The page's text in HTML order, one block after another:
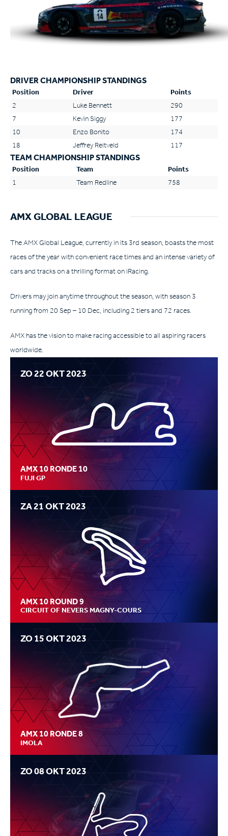
DRIVER CHAMPIONSHIP STANDINGS
Position Driver
Points
2
Luke Bennett
290
7
Kevin Siggy
177
10
Enzo Bonito
174
18
Jeffrey Reitveld 117
TEAM CHAMPIONSHIP STANDINGS
Position Team
Points
1
Team Redline 758
AMX GLOBAL LEAGUE
The AMX Global League, currently in its 3rd season, boasts the most
races of the year with convenient race times and an intense variety of
cars and tracks on a thrilling format on iRacing.
Drivers may join anytime throughout the season, with season 3
running from 20 Sep – 10 Dec, including 2 tiers and 72 races.
AMX has the vision to make racing accessible to all aspiring racers
worldwide.
ZO 22 OKT 2023
AMX 10 RONDE 10
FUJI GP
ZA 21 OKT 2023
AMX 10 ROUND 9
CIRCUIT OF NEVERS MAGNY-COURS
ZO 15 OKT 2023
AMX 10 RONDE 8
IMOLA
ZO 08 OKT 2023